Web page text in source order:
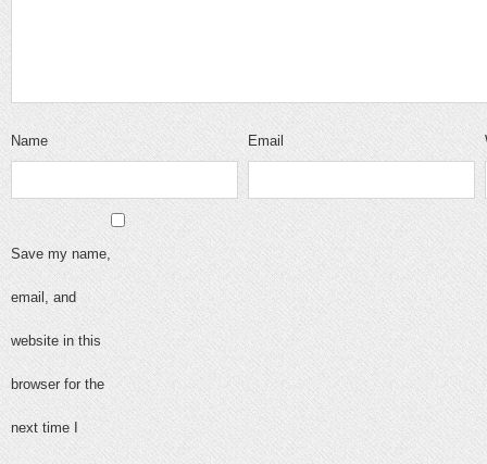
Name Email
Save my name,
email, and
website in this
browser for the
next time I